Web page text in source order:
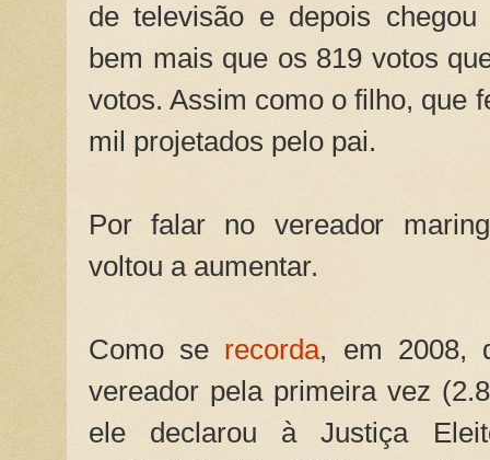
de televisão e depois
bem mais que os 819 votos
votos. Assim como o filho, que
mil projetados pelo pai.
Por falar no vereador
voltou a aumentar.
Como se recorda, em 2008,
vereador pela primeira vez
ele declarou à Justiça